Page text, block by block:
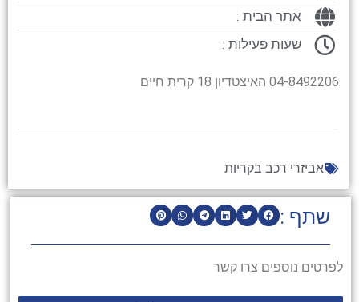
שתף :
לפרטים נוספים צרו קשר
אתר הבית :
שעות פעילות :
04-8492206 האיצטדיון 18 קרית חיים
אביזרי רכב בקריות